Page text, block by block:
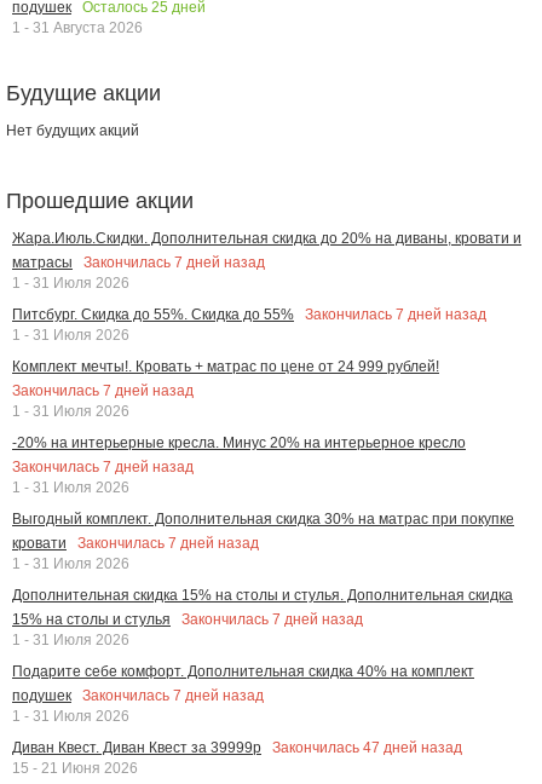
подушек Осталось 25 дней
1 - 31 Августа 2026
Будущие акции
Нет будущих акций
Прошедшие акции
Жара.Июль.Скидки. Дополнительная скидка до 20% на диваны, кровати и
матрасы
Закончилась 7 дней назад
1 - 31 Июля 2026
Питсбург. Скидка до 55%. Скидка до 55%
Закончилась 7 дней назад
1 - 31 Июля 2026
Комплект мечты!. Кровать + матрас по цене от 24 999 рублей!
Закончилась 7 дней назад
1 - 31 Июля 2026
-20% на интерьерные кресла. Минус 20% на интерьерное кресло
Закончилась 7 дней назад
1 - 31 Июля 2026
Выгодный комплект. Дополнительная скидка 30% на матрас при покупке
кровати
Закончилась 7 дней назад
1 - 31 Июля 2026
Дополнительная скидка 15% на столы и стулья. Дополнительная скидка
15% на столы и стулья
Закончилась 7 дней назад
1 - 31 Июля 2026
Подарите себе комфорт. Дополнительная скидка 40% на комплект
подушек
Закончилась 7 дней назад
1 - 31 Июля 2026
Диван Квест. Диван Квест за 39999р
Закончилась 47 дней назад
15 - 21 Июня 2026